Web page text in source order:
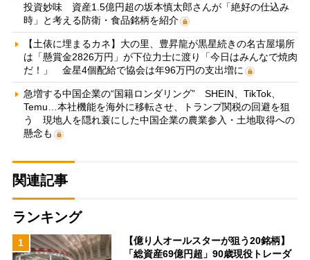
投資妙味 資産1.5億円超の坂本慎太郎さんが「絶好の仕込み
時」と考える防衛・食品銘柄を紹介
【土俵に埋まるカネ】大の里、豊昇龍が黒星続きの名古屋場所
は「懸賞金2826万円」が下位力士に渡り「今日はみんなで焼肉
だ！」 金星4個配給で協会は年96万円の支出増に
急増する中国企業の“国籍ロンダリング” SHEIN、TikTok、
Temu…本社機能を海外に移転させ、トランプ関税の回避を狙
う 現地人を隠れ蓑にした中国企業の農業参入・土地取得への
懸念も
関連記事
ランキング
1
【億り人オールスターが狙う20銘柄】
「総資産69億円超」90歳現役トレーダ